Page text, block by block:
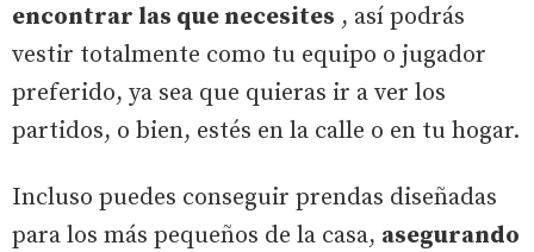
encontrar las que necesites , así podrás
vestir totalmente como tu equipo o jugador
preferido, ya sea que quieras ir a ver los
partidos, o bien, estés en la calle o en tu hogar.
Incluso puedes conseguir prendas diseñadas
para los más pequeños de la casa, asegurando